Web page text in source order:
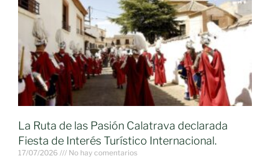
La Ruta de las Pasión Calatrava declarada
Fiesta de Interés Turístico Internacional.
17/07/2026 No hay comentarios